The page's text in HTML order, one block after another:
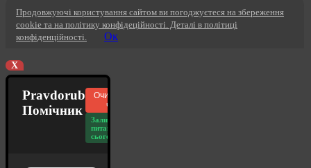
Продовжуючі користування сайтом ви погоджуєтеся на збереження
cookie та на політику конфідеційності. Деталі в політиці
конфіденційності.
Ок
X
Pravdorub
Помічник
Очистити
чат
Залишилось
питань
сьогодні: 20